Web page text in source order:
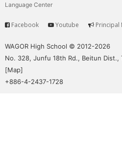
Language Center
Service
Facebook Youtube Principal
WAGOR High School © 2012-2026
No. 328, Junfu 18th Rd., Beitun Dist.,
[Map]
+886-4-2437-1728